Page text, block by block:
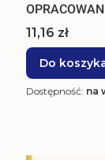
Cena
11,16 zł
Do
Dostępność: na